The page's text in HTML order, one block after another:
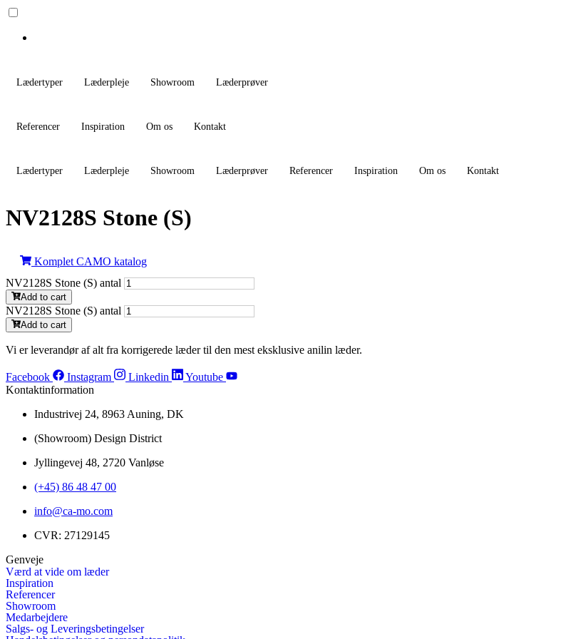
Lædertyper Læderpleje Showroom Læderprøver
Referencer Inspiration Om os Kontakt
Lædertyper Læderpleje Showroom Læderprøver Referencer Inspiration Om os Kontakt
NV2128S Stone (S)
Komplet CAMO katalog
NV2128S Stone (S) antal
Add to cart
NV2128S Stone (S) antal
Add to cart
Vi er leverandør af alt fra korrigerede læder til den mest eksklusive anilin læder.
Facebook Instagram Linkedin
Youtube
Kontaktinformation
Industrivej 24, 8963 Auning, DK
(Showroom) Design District
Jyllingevej 48, 2720 Vanløse
(+45) 86 48 47 00
info@ca-mo.com
CVR: 27129145
Genveje
Værd at vide om læder
Inspiration
Referencer
Showroom
Medarbejdere
Salgs- og Leveringsbetingelser